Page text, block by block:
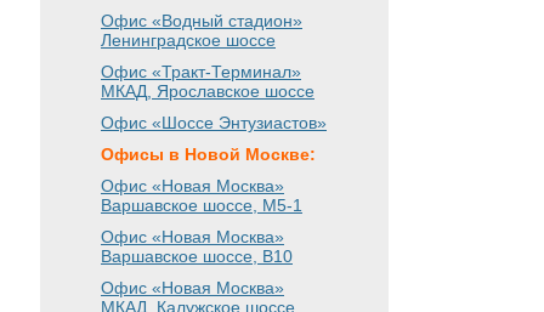
Офис «Водный стадион»
Ленинградское шоссе
Офис «Тракт-Терминал»
МКАД, Ярославское шоссе
Офис «Шоссе Энтузиастов»
Офисы в Новой Москве:
Офис «Новая Москва»
Варшавское шоссе , М5-1
Офис «Новая Москва»
Варшавское шоссе , B10
Офис «Новая Москва»
МКАД, Калужское шоссе